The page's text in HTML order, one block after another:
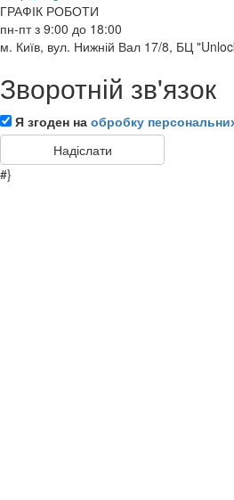
ГРАФІК РОБОТИ
пн-пт з 9:00 до 18:00
м. Київ, вул. Нижній Вал 17/8, БЦ
Зворотній зв'язок
Я згоден на обробку
#}